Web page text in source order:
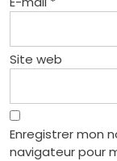
Site web
Enregistrer mon
navigateur pour